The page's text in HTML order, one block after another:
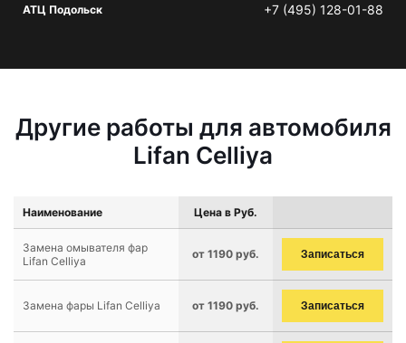
АТЦ Подольск +7 (495) 128-01-88
Другие работы для автомобиля
Lifan Celliya
Наименование Цена в Руб.
Замена омывателя фар
Lifan Celliya
от 1190 руб. Записаться
Замена фары Lifan Celliya от 1190 руб. Записаться